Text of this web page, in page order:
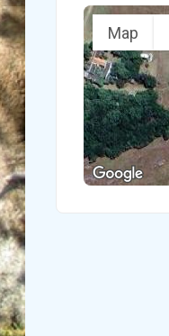
Map